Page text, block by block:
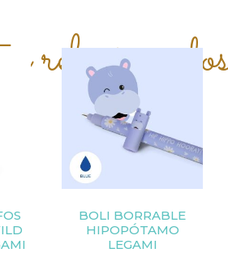
BOLI BORRABLE
HIPOPÓTAMO
LEGAMI